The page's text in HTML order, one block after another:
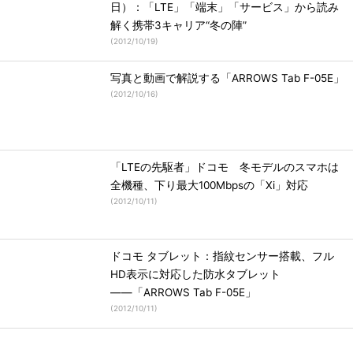
日）：「LTE」「端末」「サービス」から読み
解く携帯3キャリア“冬の陣”
(2012/10/19)
写真と動画で解説する「ARROWS Tab F-05E」
(2012/10/16)
「LTEの先駆者」ドコモ 冬モデルのスマホは
全機種、下り最大100Mbpsの「Xi」対応
(2012/10/11)
ドコモ タブレット：指紋センサー搭載、フル
HD表示に対応した防水タブレット
――「ARROWS Tab F-05E」
(2012/10/11)